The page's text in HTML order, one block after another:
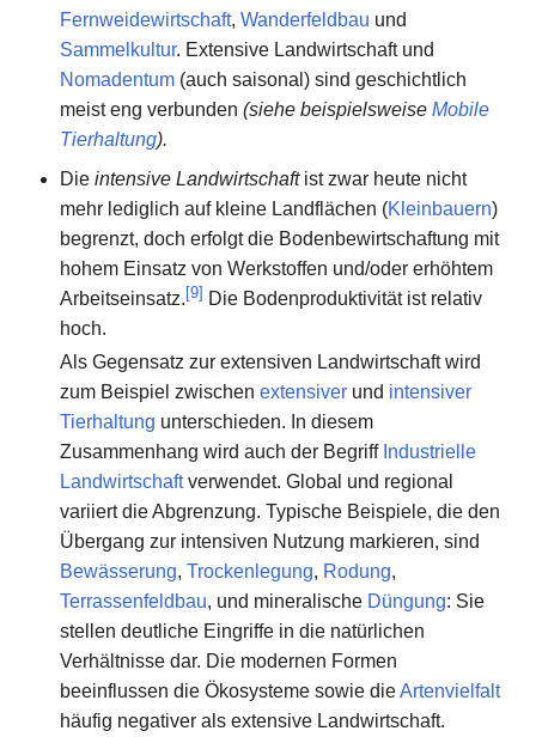
Fernweidewirtschaft, Wanderfeldbau und
Sammelkultur. Extensive Landwirtschaft und
Nomadentum(auch saisonal) sind geschichtlich
meist eng verbunden (siehe beispielsweise Mobile
Tierhaltung).
Die intensive Landwirtschaftist zwar heute nicht
mehr lediglich auf kleine Landflächen (Kleinbauern)
begrenzt, doch erfolgt die Bodenbewirtschaftung mit
hohem Einsatz von Werkstoffen und/oder erhöhtem
Arbeitseinsatz.[9] Die Bodenproduktivität ist relativ
hoch.
Als Gegensatz zur extensiven Landwirtschaft wird
zum Beispiel zwischen extensiverund intensiver
Tierhaltung unterschieden. In diesem
Zusammenhang wird auch der Begriff Industrielle
Landwirtschaftverwendet. Global und regional
variiert die Abgrenzung. Typische Beispiele, die den
Übergang zur intensiven Nutzung markieren, sind
Bewässerung, Trockenlegung, Rodung,
Terrassenfeldbau, und mineralische Düngung: Sie
stellen deutliche Eingriffe in die natürlichen
Verhältnisse dar. Die modernen Formen
beeinflussen die Ökosysteme sowie dieArtenvielfalt
häufig negativer als extensive Landwirtschaft.